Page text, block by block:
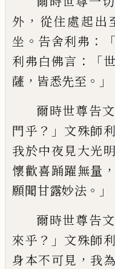
外 ， 從住處起出
坐 。 告舍利弗 ：「
利弗白佛言 ：「
薩 ， 皆悉先至 。」
爾時世尊告
門乎 ？」 文殊師利
我於中夜見大光
懷歡喜踊躍無量
願聞甘露妙法 。」
爾時世尊告
來乎 ？」 文殊師利
身本不可見 ， 我